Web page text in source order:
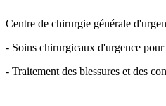
Centre de chirurgie générale
- Soins chirurgicaux d'urgence pour
- Traitement des blessures et des